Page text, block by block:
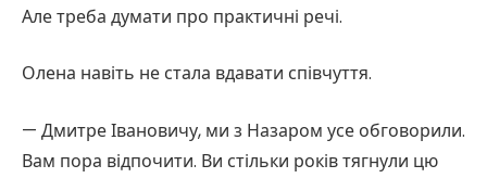
Але треба думати про практичні речі.
Олена навіть не стала вдавати співчуття.
— Дмитре Івановичу, ми з Назаром усе обговорили.
Вам пора відпочити. Ви стільки років тягнули цю